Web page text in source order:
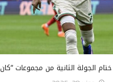
الثانية من مجموعات “كان 2025”